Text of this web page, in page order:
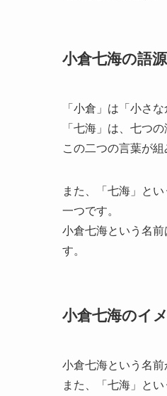
小倉七海の語
「小倉」は「小さ
「七海」は、七つ
この二つの言葉が組
また、「七海」と
一つです。
小倉七海という名
す。
小倉七海のイ
小倉七海という名前
また、「七海」と